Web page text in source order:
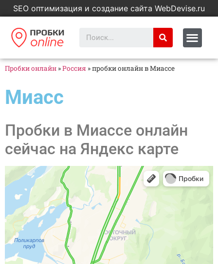
SEO оптимизация и создание сайта WebDevise.ru
Пробки онлайн »Россия »пробки онлайн в Миассе
Миасс
Пробки в Миассе онлайн
сейчас на Яндекс карте